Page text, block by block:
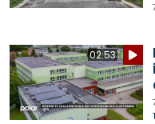
02:53